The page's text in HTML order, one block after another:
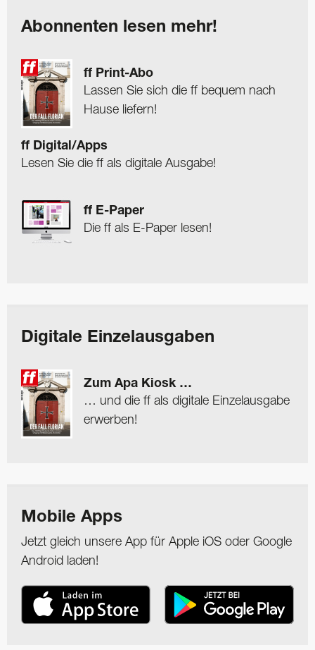
Abonnenten lesen mehr!
ff Print-Abo
Lassen Sie sich die ff bequem nach
Hause liefern!
ff Digital/Apps
Lesen Sie die ff als digitale Ausgabe!
ff E-Paper
Die ff als E-Paper lesen!
Digitale Einzelausgaben
Zum Apa Kiosk …
… und die ff als digitale Einzelausgabe
erwerben!
Mobile Apps
Jetzt gleich unsere App für Apple iOS oder Google
Android laden!